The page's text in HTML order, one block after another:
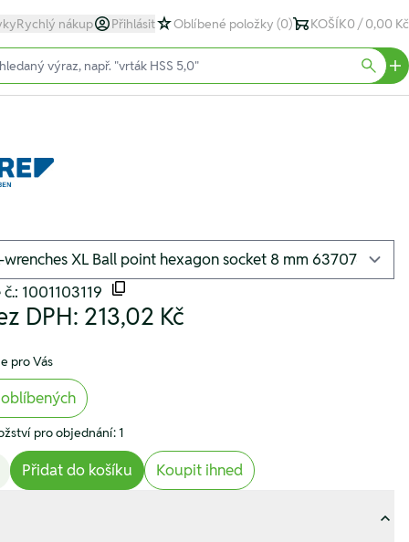
Rychlý nákup Přihlásit Oblíbené položky (0) KOŠÍK0 / 0,00 Kč
1001103119
DPH: 213,02 Kč
pro Vás
pro objednání: 1
Přidat do košíku Koupit ihned